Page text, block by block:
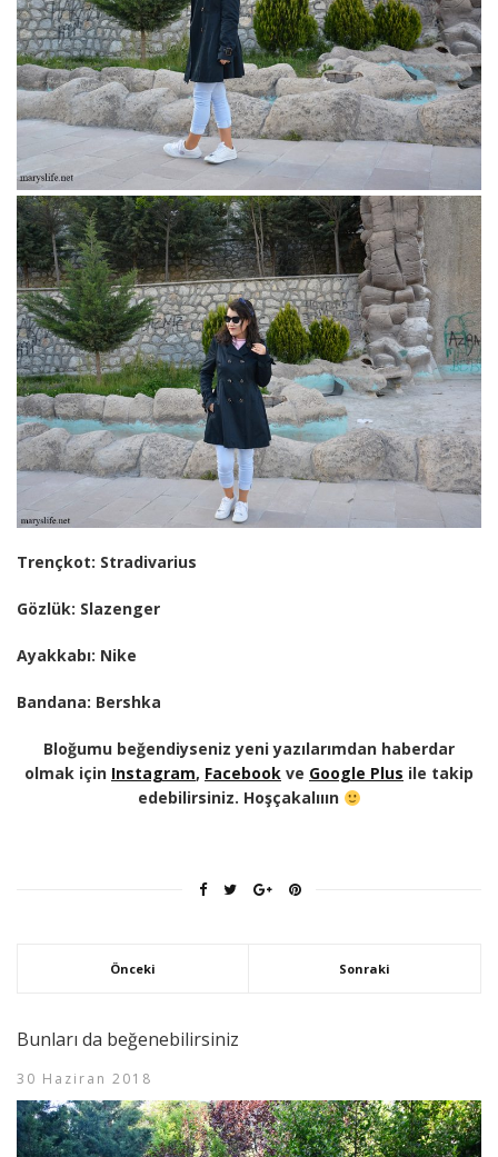
Trençkot: Stradivarius
Gözlük: Slazenger
Ayakkabı: Nike
Bandana: Bershka
Bloğumu beğendiyseniz yeni yazılarımdan haberdar
olmak için Instagram, Facebook ve Google Plus ile takip
edebilirsiniz. Hoşçakalııın
Önceki Sonraki
Bunları da beğenebilirsiniz
30 Haziran 2018